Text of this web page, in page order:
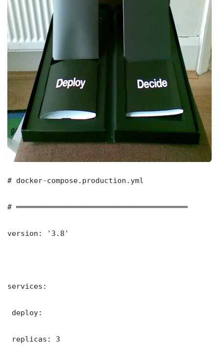
# docker-compose.production.yml
# ═══════════════════════════════════════
version: '3.8'
services:
deploy:
replicas: 3